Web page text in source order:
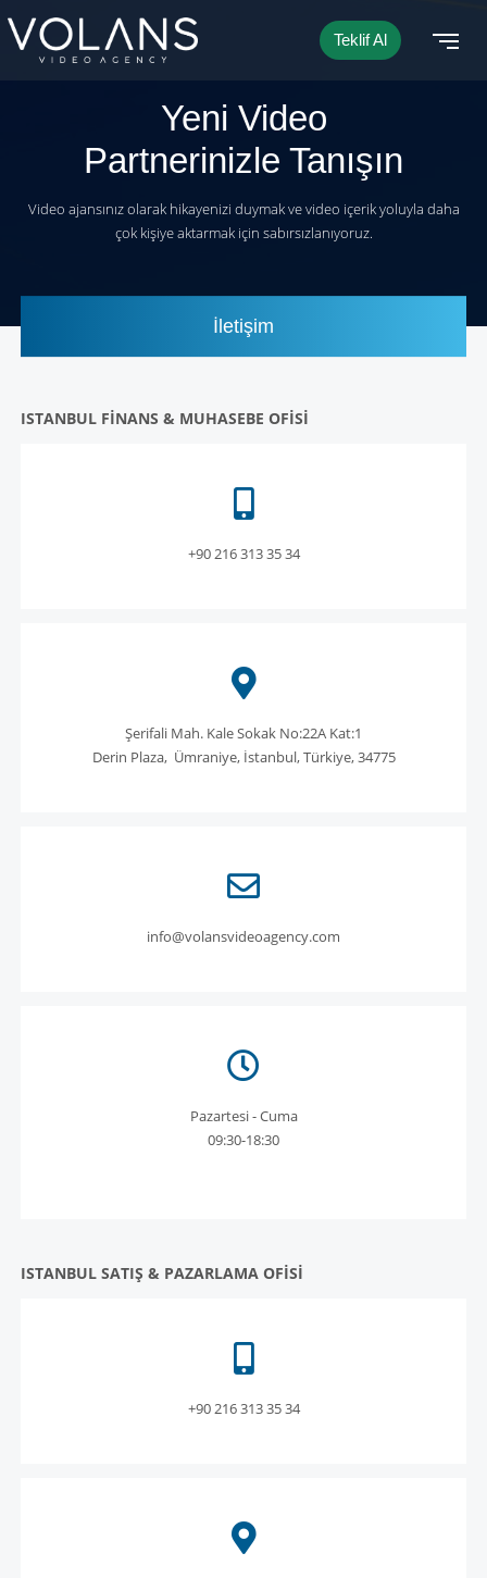
Teklif Al
Yeni Video
Partnerinizle Tanışın
Video ajansınız olarak hikayenizi duymak ve video içerik yoluyla daha
çok kişiye aktarmak için sabırsızlanıyoruz.
İletişim
ISTANBUL FİNANS & MUHASEBE OFİSİ
+90 216 313 35 34
Şerifali Mah. Kale Sokak No:22A Kat:1
Derin Plaza, Ümraniye, İstanbul, Türkiye, 34775
info@volansvideoagency.com
Pazartesi - Cuma
09:30-18:30
ISTANBUL SATIŞ & PAZARLAMA OFİSİ
+90 216 313 35 34